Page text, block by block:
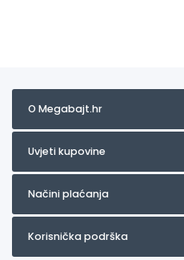
O Megabajt.hr
Uvjeti kupovine
Načini plaćanja
Korisnička podrška